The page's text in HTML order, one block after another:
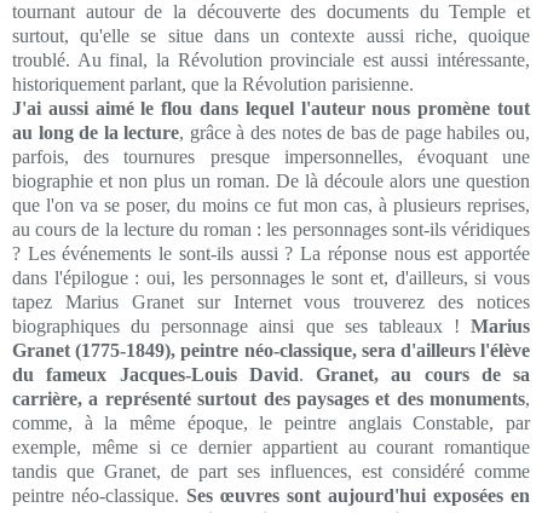
tournant autour de la découverte des documents du Temple et
surtout, qu'elle se situe dans un contexte aussi riche, quoique
troublé. Au final, la Révolution provinciale est aussi intéressante,
historiquement parlant, que la Révolution parisienne.
J'ai aussi aimé le flou dans lequel l'auteur nous promène tout
au long de la lecture, grâce à des notes de bas de page habiles ou,
parfois, des tournures presque impersonnelles, évoquant une
biographie et non plus un roman. De là découle alors une question
que l'on va se poser, du moins ce fut mon cas, à plusieurs reprises,
au cours de la lecture du roman : les personnages sont-ils véridiques
? Les événements le sont-ils aussi ? La réponse nous est apportée
dans l'épilogue : oui, les personnages le sont et, d'ailleurs, si vous
tapez Marius Granet sur Internet vous trouverez des notices
biographiques du personnage ainsi que ses tableaux ! Marius
Granet (1775-1849), peintre néo-classique, sera d'ailleurs l'élève
du fameux Jacques-Louis David. Granet, au cours de sa
carrière, a représenté surtout des paysages et des monuments,
comme, à la même époque, le peintre anglais Constable, par
exemple, même si ce dernier appartient au courant romantique
tandis que Granet, de part ses influences, est considéré comme
peintre néo-classique. Ses œuvres sont aujourd'hui exposées en